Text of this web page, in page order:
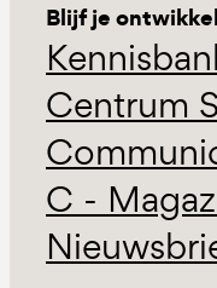
Blijf je
Centrum
C -